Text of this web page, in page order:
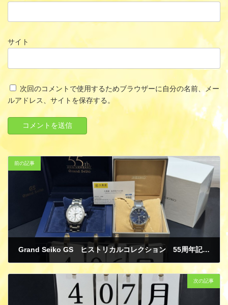
サイト
次回のコメントで使用するためブラウザーに自分の名前、メー
ルアドレス、サイトを保存する。
前の記事
Grand Seiko GS ヒストリカルコレクション 55周年記念 1000本限定 SEIKO プレサージュ 時計 買取
次の記事